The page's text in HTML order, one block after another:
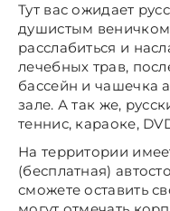
Тут вас ожидает
душистым
расслабиться и
лечебных трав,
бассейн и чашечка
зале. А так же,
теннис, караоке,
На территории
(бесплатная)
сможете оставить